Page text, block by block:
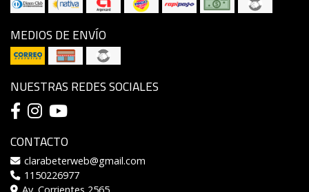
MEDIOS DE ENVÍO
NUESTRAS REDES SOCIALES
CONTACTO
clarabeterweb@gmail.com
1150226977